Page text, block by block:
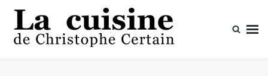
Skip
content
Search
for: